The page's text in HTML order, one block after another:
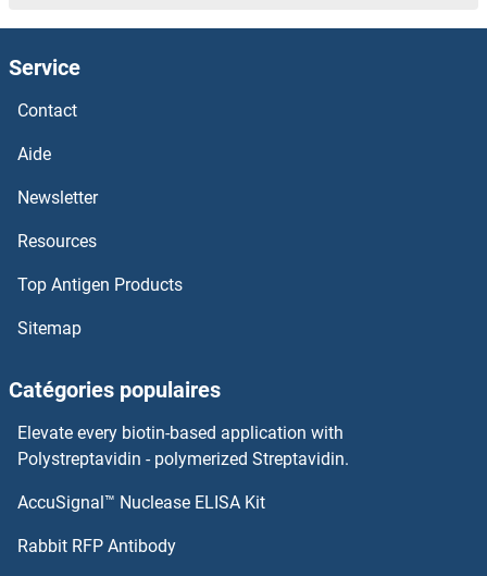
RAP1GAP2 Anticorps
RAP1B Anticorps
RAP1A Anticorps
RANGRF Anticorps
RARRES3 Anticorps
Service
Contact
Aide
Newsletter
Resources
Top Antigen Products
Sitemap
Catégories populaires
Elevate every biotin-based application with
Polystreptavidin - polymerized Streptavidin.
AccuSignal™ Nuclease ELISA Kit
Rabbit RFP Antibody